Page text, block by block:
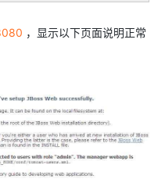
，显示以下页面说明正常